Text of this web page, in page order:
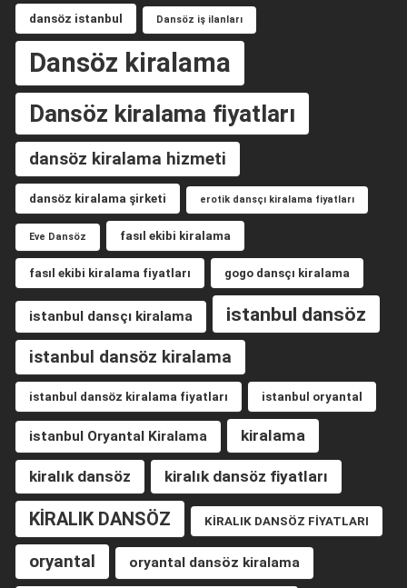
dansöz istanbul Dansöz iş ilanları
Dansöz kiralama
Dansöz kiralama fiyatları
dansöz kiralama hizmeti
dansöz kiralama şirketi erotik dansçı kiralama fiyatları
Eve Dansöz fasıl ekibi kiralama
fasıl ekibi kiralama fiyatları gogo dansçı kiralama
istanbul dansçı kiralama istanbul dansöz
istanbul dansöz kiralama
istanbul dansöz kiralama fiyatları istanbul oryantal
istanbul Oryantal Kiralama kiralama
kiralık dansöz kiralık dansöz fiyatları
KİRALIK DANSÖZ KİRALIK DANSÖZ FİYATLARI
oryantal oryantal dansöz kiralama